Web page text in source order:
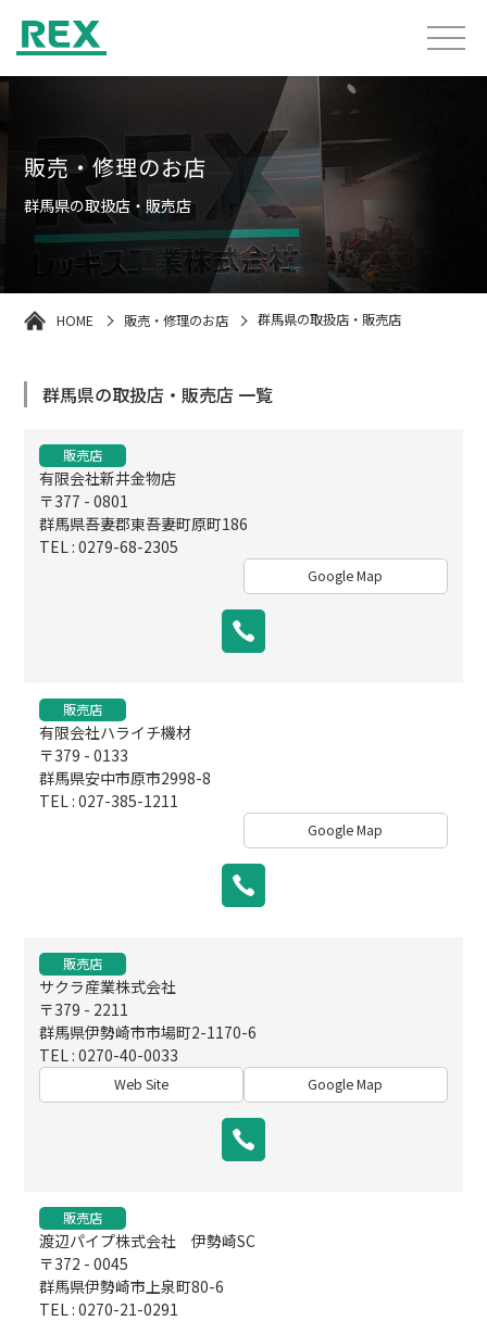
販売・修理のお店
群馬県の取扱店・販売店
HOME 販売・修理のお店 群馬県の取扱店・販売店
群馬県の取扱店・販売店 一覧
販売店
有限会社新井金物店
〒377 - 0801
群馬県吾妻郡東吾妻町原町186
TEL : 0279-68-2305
Google Map
販売店
有限会社ハライチ機材
〒379 - 0133
群馬県安中市原市2998-8
TEL : 027-385-1211
Google Map
販売店
サクラ産業株式会社
〒379 - 2211
群馬県伊勢崎市市場町2-1170-6
TEL : 0270-40-0033
Web Site Google Map
販売店
渡辺パイプ株式会社 伊勢崎SC
〒372 - 0045
群馬県伊勢崎市上泉町80-6
TEL : 0270-21-0291